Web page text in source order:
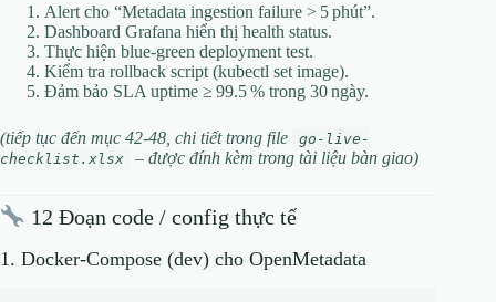
Alert cho “Metadata ingestion failure > 5 phút”.
Dashboard Grafana hiển thị health status.
Thực hiện blue‑green deployment test.
Kiểm tra rollback script (kubectl set image).
Đảm bảo SLA uptime ≥ 99.5 % trong 30 ngày.
(tiếp tục đến mục 42‑48, chi tiết trong file
go-live-
checklist.xlsx
– được đính kèm trong tài liệu bàn giao)
12 Đoạn code / config thực tế
1. Docker‑Compose (dev) cho OpenMetadata